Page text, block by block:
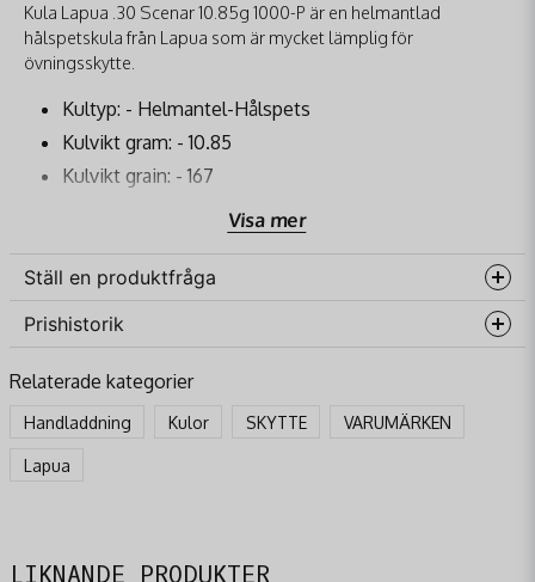
Kula Lapua .30 Scenar 10.85g 1000-P är en helmantlad
hålspetskula från Lapua som är mycket lämplig för
övningsskytte.
Kultyp: - Helmantel-Hålspets
Kulvikt gram: - 10.85
Kulvikt grain: - 167
Låda med 1000st
Visa mer
Ställ en produktfråga
question
Fråga oss något om denna produkten...
name
Namn
Mejladress
Prishistorik
Relaterade kategorier
Handladdning Kulor SKYTTE VARUMÄRKEN
Lapua
LIKNANDE PRODUKTER